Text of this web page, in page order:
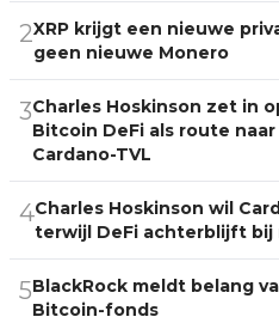
2XRP krijgt een nieuwe
geen nieuwe Monero
3Charles Hoskinson zet in
Bitcoin DeFi als route
Cardano-TVL
4Charles Hoskinson wil
terwijl DeFi achterblijft bij
5BlackRock meldt belang
Bitcoin-fonds